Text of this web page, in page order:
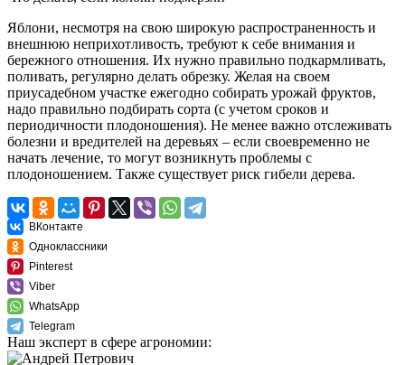
Яблони, несмотря на свою широкую распространенность и
внешнюю неприхотливость, требуют к себе внимания и
бережного отношения. Их нужно правильно подкармливать,
поливать, регулярно делать обрезку. Желая на своем
приусадебном участке ежегодно собирать урожай фруктов,
надо правильно подбирать сорта (с учетом сроков и
периодичности плодоношения). Не менее важно отслеживать
болезни и вредителей на деревьях – если своевременно не
начать лечение, то могут возникнуть проблемы с
плодоношением. Также существует риск гибели дерева.
ВКонтакте
Одноклассники
Pinterest
Viber
WhatsApp
Telegram
Наш эксперт в сфере агрономии: